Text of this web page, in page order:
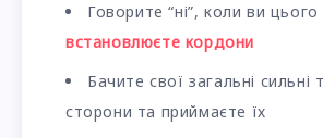
Говорите “ні”, коли ви цього
встановлюєте кордони
Бачите свої загальні сильні
сторони та приймаєте їх